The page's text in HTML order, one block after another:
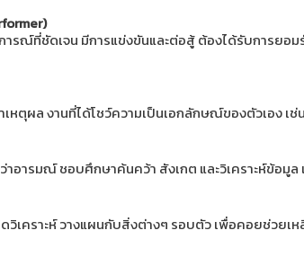
ารณ์ที่ชัดเจน มีการแข่งขันและต่อสู้ ต้องได้รับการย
เหตุผล งานที่ได้โชว์ความเป็นเอกลักษณ์ของตัวเอง
าอารมณ์ ชอบศึกษาค้นคว้า สังเกต และวิเคราะห์ข้อมู
วิเคราะห์ วางแผนกับสิ่งต่างๆ รอบตัว เพื่อคอยช่วย